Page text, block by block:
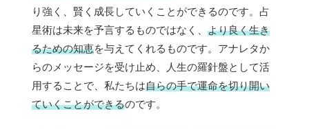
り強く、賢く成長していくことができるのです。占
星術は未来を予言するものではなく、 より良く生き
るための知恵を与えてくれるものです。アナレタか
らのメッセージを受け止め、人生の羅針盤として活
用することで、私たちは自らの手で運命を切り開い
ていくことができるのです。